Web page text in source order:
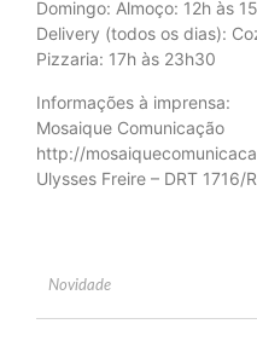
Domingo: Almoço: 12h às
Delivery (todos os dias):
Pizzaria: 17h às 23h30
Informações à imprensa:
Mosaique Comunicação
http://
Ulysses Freire – DRT
Novidade